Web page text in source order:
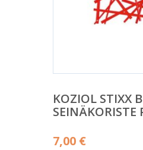
KOZIOL STIXX
SEINÄKORISTE
7,00 €